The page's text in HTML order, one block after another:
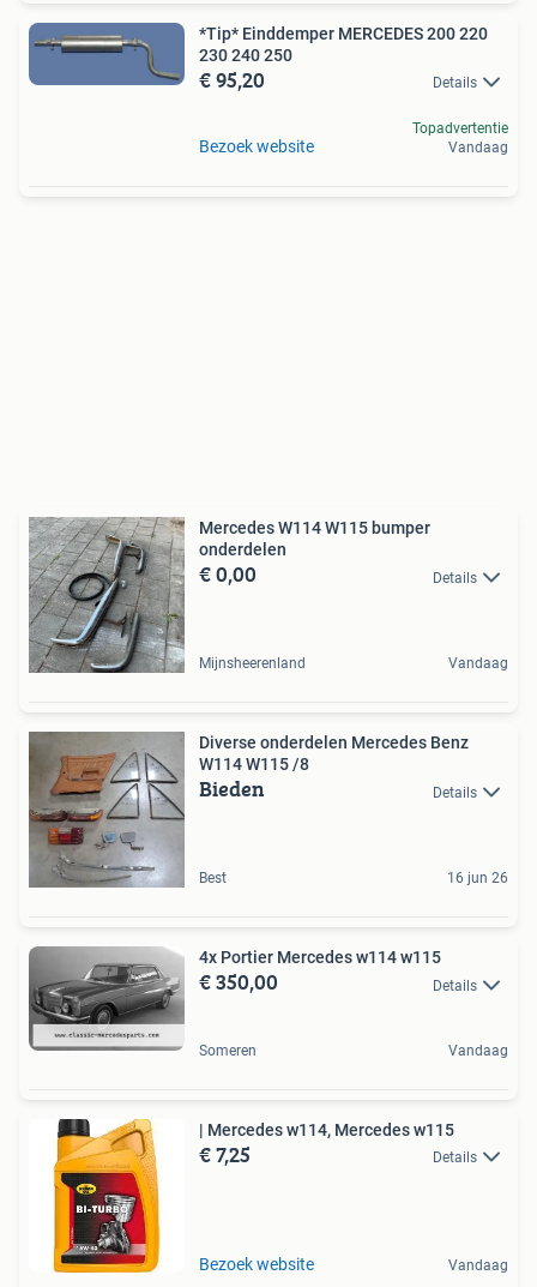
*Tip* Einddemper MERCEDES 200 220
230 240 250
€ 95,20 Details
Bezoek website
Topadvertentie
Vandaag
Mercedes W114 W115 bumper
onderdelen
€ 0,00 Details
Mijnsheerenland Vandaag
Diverse onderdelen Mercedes Benz
W114 W115 /8
Bieden Details
Best 16 jun 26
4x Portier Mercedes w114 w115
€ 350,00 Details
Someren Vandaag
| Mercedes w114, Mercedes w115
€ 7,25 Details
Bezoek website Vandaag